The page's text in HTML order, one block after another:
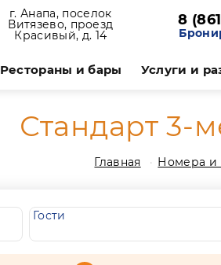
г. Анапа, поселок
Витязево, проезд
Красивый, д. 14
8
Рестораны и бары Услуги и
Стандарт 3-
Главная Номера и
Гости